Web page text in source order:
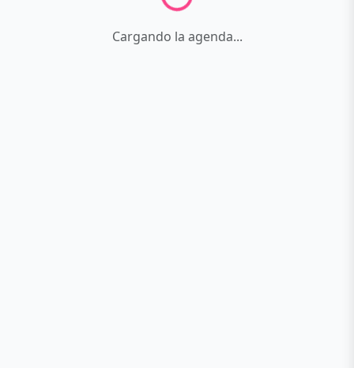
Cargando la agenda...